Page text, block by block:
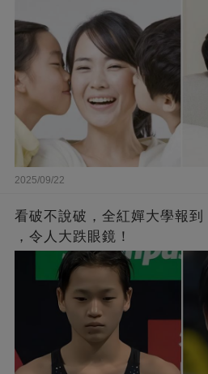
2025/09/22
看破不說破，全紅嬋大學報
，令人大跌眼鏡！